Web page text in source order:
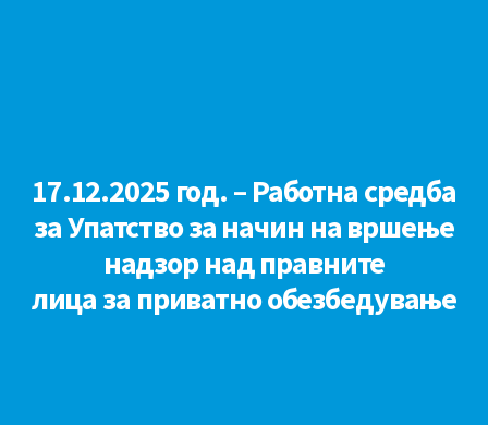
17.12.2025 год. – Работна средба
за Упатство за начин на вршење
надзор над правните
лица за приватно обезбедување